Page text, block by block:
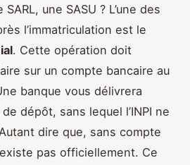
une SASU ? L’une des
l’immatriculation est le
. Cette opération doit
sur un compte bancaire au
banque vous délivrera
dépôt, sans lequel l’INPI ne
dire que, sans compte
pas officiellement. Ce